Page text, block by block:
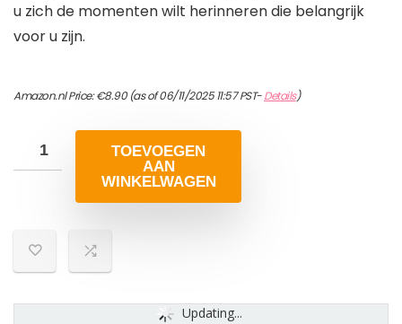
u zich de momenten wilt herinneren die belangrijk
voor u zijn.
Amazon.nl Price:€8.90(as of 06/11/2025 11:57 PST-Details)
TOEVOEGEN
AAN
WINKELWAGEN
Updating...